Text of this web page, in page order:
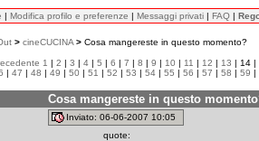
| Modifica profilo e preferenze | Messaggi privati | FAQ |
> cineCUCINA > Cosa mangereste in questo momento?
1 | 2 | 3 | 4 | 5 | 6 | 7 | 8 | 9 | 10 | 11 | 12 | 13 | 14 |
| 47 | 48 | 49 | 50 | 51 | 52 | 53 | 54 | 55 | 56 | 57 | 58 | 59 |
Cosa mangereste in questo
Inviato: 06-06-2007 10:05
quote: